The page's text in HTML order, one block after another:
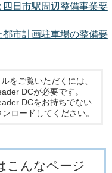
日市駅周辺整備事業要
市計画駐車場の整備要
をご覧いただくには、
DCが必要です。
DCをお持ちでない
ロードしてください。
こんなページ